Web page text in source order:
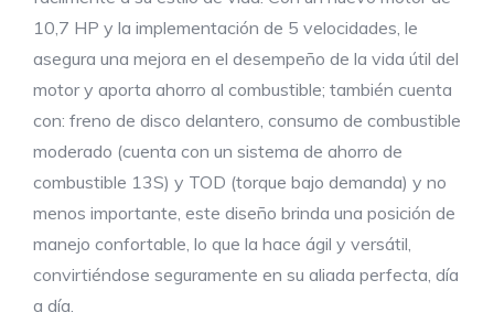
10,7 HP y la implementación de 5 velocidades, le
asegura una mejora en el desempeño de la vida útil del
motor y aporta ahorro al combustible; también cuenta
con: freno de disco delantero, consumo de combustible
moderado (cuenta con un sistema de ahorro de
combustible 13S) y TOD (torque bajo demanda) y no
menos importante, este diseño brinda una posición de
manejo confortable, lo que la hace ágil y versátil,
convirtiéndose seguramente en su aliada perfecta, día
a día.